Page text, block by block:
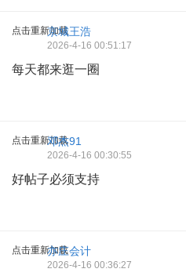
点击重新加载京城王浩
2026-4-16 00:51:17
每天都来逛一圈
点击重新加载
邓杰91
2026-4-16 00:30:55
好帖子必须支持
点击重新加载亦庄会计
2026-4-16 00:36:27